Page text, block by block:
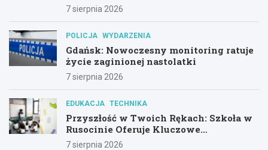
7 sierpnia 2026
POLICJA WYDARZENIA
Gdańsk: Nowoczesny monitoring ratuje
życie zaginionej nastolatki
7 sierpnia 2026
EDUKACJA TECHNIKA
Przyszłość w Twoich Rękach: Szkoła w
Rusocinie Oferuje Kluczowe
Umiejętności
7 sierpnia 2026